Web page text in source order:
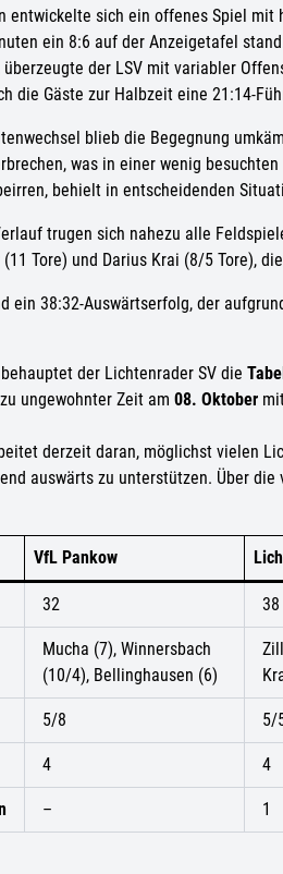
entwickelte sich ein offenes Spiel mit
ein 8:6 auf der Anzeigetafel
überzeugte der LSV mit variabler
die Gäste zur Halbzeit eine 21:14-
blieb die Begegnung
was in einer wenig
behielt in entscheidenden
trugen sich nahezu alle
Tore) und Darius Krai (8/5 Tore),
ein 38:32-Auswärtserfolg, der
der Lichtenrader SV die
ungewohnter Zeit am 08. Oktober
derzeit daran, möglichst vielen
auswärts zu unterstützen. Über
VfL Pankow
32 38
Mucha (7), Winnersbach
(10/4), Bellinghausen (6)
5/8 5/
4 4
– 1